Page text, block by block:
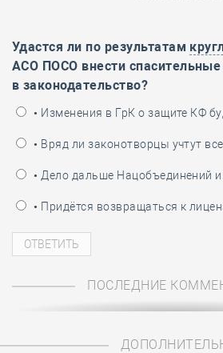
Удастся ли по результатам
АСО ПОСО внести
в законодательство?
• Изменения в ГрК о защите КФ
• Вряд ли законотворцы учтут
• Дело дальше Нацобъединений и
• Придётся возвращаться к
ПОСЛЕДНИЕ